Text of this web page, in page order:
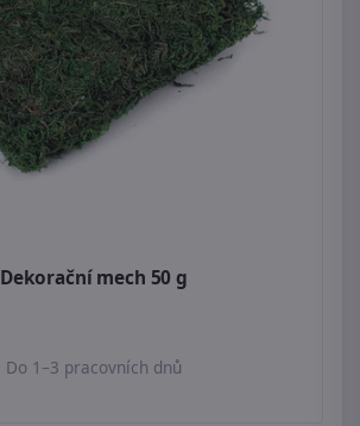
Dekorační mech 50 g
Do 1–3 pracovních dnů